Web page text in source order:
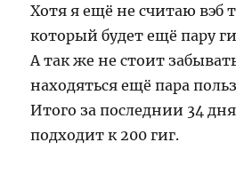
Хотя я ещё не считаю вэб
который будет ещё пару
А так же не стоит
находяться ещё пара
Итого за последнии 34
подходит к 200 гиг.